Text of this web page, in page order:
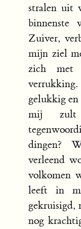
stralen uit
binnenste
Zuiver,
mijn ziel
zich met
gelukkig
mij zult
dingen?
verleend
volkomen
leeft in
gekruisigd,
nog